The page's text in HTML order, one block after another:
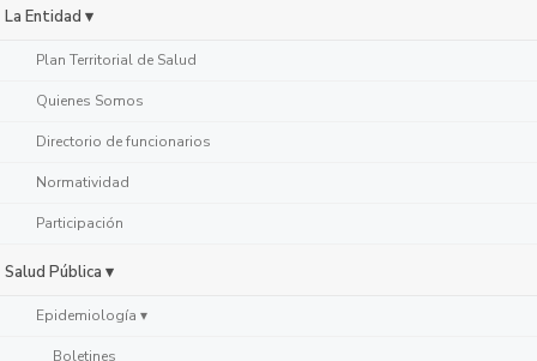
La Entidad ▾
Plan Territorial de Salud
Quienes Somos
Directorio de funcionarios
Normatividad
Participación
Salud Pública ▾
Epidemiología ▾
Boletines